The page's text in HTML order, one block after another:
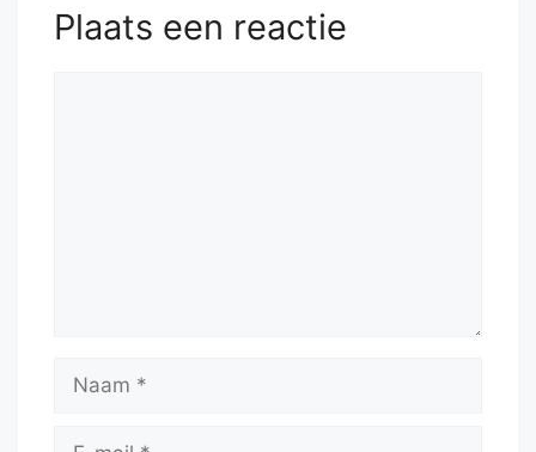
Plaats een reactie
Naam